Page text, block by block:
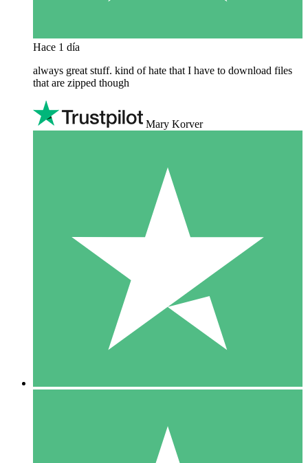
Hace 1 día
always great stuff. kind of hate that I have to download files
that are zipped though
Mary Korver